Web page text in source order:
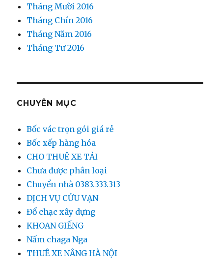
Tháng Mười 2016
Tháng Chín 2016
Tháng Năm 2016
Tháng Tư 2016
CHUYÊN MỤC
Bốc vác trọn gói giá rẻ
Bốc xếp hàng hóa
CHO THUÊ XE TẢI
Chưa được phân loại
Chuyển nhà 0383.333.313
DỊCH VỤ CỬU VẠN
Đổ chạc xây dựng
KHOAN GIẾNG
Nấm chaga Nga
THUÊ XE NÂNG HÀ NỘI